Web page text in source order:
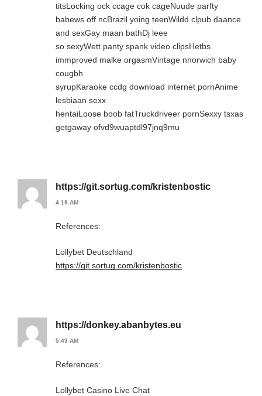
titsLocking ock ccage cok cageNuude parfty
babews off ncBrazil yoing teenWildd clpub daance
and sexGay maan bathDj leee
so sexyWett panty spank video clipsHetbs
immproved malke orgasmVintage nnorwich baby
cougbh
syrupKaraoke ccdg download internet pornAnime
lesbiaan sexx
hentaiLoose boob fatTruckdriveer pornSexxy tsxas
getgaway ofvd9wuaptdl97jnq9mu
https://git.sortug.com/kristenbostic
4:19 AM
References:
Lollybet Deutschland
https://git.sortug.com/kristenbostic
https://donkey.abanbytes.eu
5:43 AM
References:
Lollybet Casino Live Chat